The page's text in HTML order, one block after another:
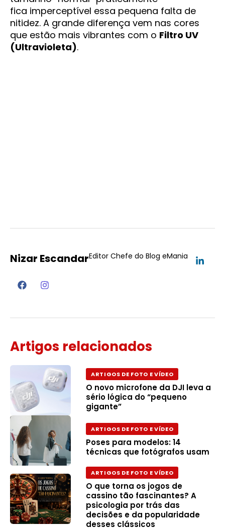
fica imperceptível essa pequena falta de
nitidez. A grande diferença vem nas cores
que estão mais vibrantes com o Filtro UV
(Ultravioleta).
Nizar EscandarEditor Chefe do Blog eMania
Artigos relacionados
ARTIGOS DE FOTO E VÍDEO
O novo microfone da DJI leva a
sério lógica do “pequeno
gigante”
ARTIGOS DE FOTO E VÍDEO
Poses para modelos: 14
técnicas que fotógrafos usam
ARTIGOS DE FOTO E VÍDEO
O que torna os jogos de
cassino tão fascinantes? A
psicologia por trás das
decisões e da popularidade
desses clássicos